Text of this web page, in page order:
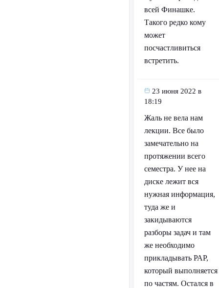
всей Финашке.
Такого редко кому
может
посчастливиться
встретить.
23 июня 2022 в
18:19
Жаль не вела нам
лекции. Все было
замечательно на
протяжении всего
семестра. У нее на
диске лежит вся
нужная информация,
туда же и
закидываются
разборы задач и там
же необходимо
прикладывать РАР,
который выполняется
по частям. Остался в